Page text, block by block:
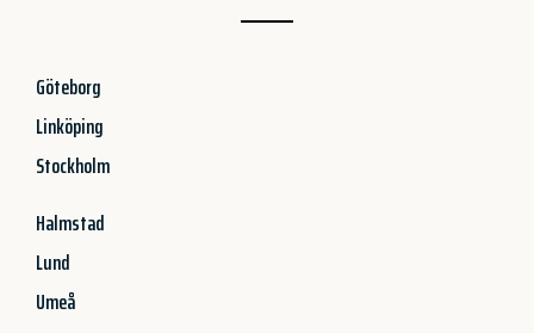
Göteborg
Linköping
Stockholm
Halmstad
Lund
Umeå